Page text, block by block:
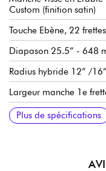
Custom (finition satin)
Touche Ebène, 22
Diapason 25.5” - 648
Radius hybride 12” /
Largeur manche 1e
Epaisseur manche 3e
Epaisseur manche 12e
Micros double
Humbucking
Volume (500K EVH®
Bleed Circuit
Tone (250K EVH®
Sélecteur micros 3x
Chevalet vibrato
Locking Tremolo with
Sillet Floyd Rose® R2
Mécaniques bain d'huile
Vendue avec housse
7742-100)
Plus de spécifications